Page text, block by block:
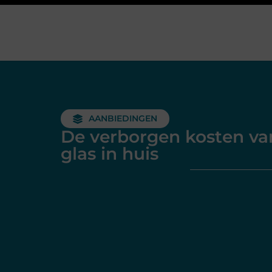
AANBIEDINGEN
De verborgen kosten
glas in huis